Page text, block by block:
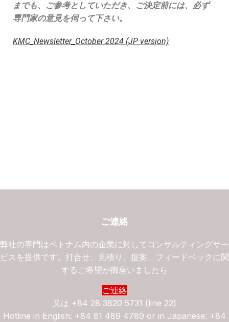
までも、ご参考としていただき、ご決定前には、必ず
専門家の意見を伺って下さい。
KMC_Newsletter_October 2024 (JP version)
ご連絡
弊社の専門はベトナム内の企業に対してコンサルティングサー
ビスを提供です。打合せ、見積り、提案、フィードベックに関
するご希望が御座いましたら
ご連絡
又は +84 28 3820 5731 (line 22)
Hotline in English: +84 81 489 4789 or in Japanese: +84